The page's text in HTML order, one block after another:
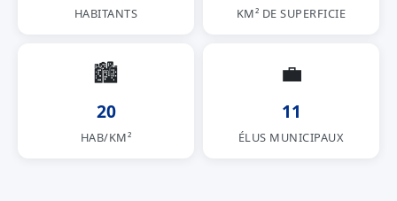
HABITANTS KM² DE SUPERFICIE
🏙
20
HAB/KM²
💼
11
ÉLUS MUNICIPAUX